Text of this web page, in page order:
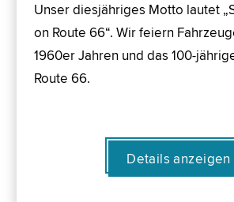
Unser diesjähriges Motto lautet
on Route 66“. Wir feiern
1960er Jahren und das 100-
Route 66.
Details anzeigen